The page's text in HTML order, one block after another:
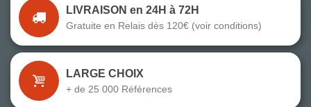
LIVRAISON en 24H à 72H
Gratuite en Relais dès 120€ (voir conditions)
LARGE CHOIX
+ de 25 000 Références